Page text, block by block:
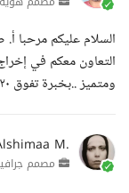
السلام عليكم مرحبا
التعاون معكم في
ومتميز ..بخبرة تفوق ٢٠ عاما في تصميم ا...
M.
مصمم